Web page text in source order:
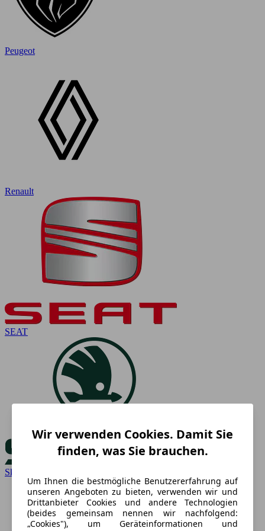
Wir verwenden Cookies. Damit Sie
finden, was Sie brauchen.
Um Ihnen die bestmögliche Benutzererfahrung auf
unseren Angeboten zu bieten, verwenden wir und
Drittanbieter Cookies und andere Technologien
(beides gemeinsam nennen wir nachfolgend:
„Cookies"), um Geräteinformationen und
Peugeot
Renault
SEAT
Skoda